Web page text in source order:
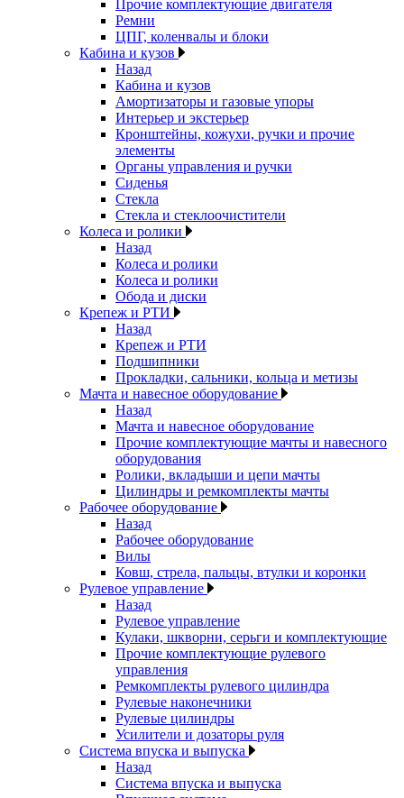
Прочие комплектующие двигателя
Ремни
ЦПГ, коленвалы и блоки
Кабина и кузов
Назад
Кабина и кузов
Амортизаторы и газовые упоры
Интерьер и экстерьер
Кронштейны, кожухи, ручки и прочие
элементы
Органы управления и ручки
Сиденья
Стекла
Стекла и стеклоочистители
Колеса и ролики
Назад
Колеса и ролики
Колеса и ролики
Обода и диски
Крепеж и РТИ
Назад
Крепеж и РТИ
Подшипники
Прокладки, сальники, кольца и метизы
Мачта и навесное оборудование
Назад
Мачта и навесное оборудование
Прочие комплектующие мачты и навесного
оборудования
Ролики, вкладыши и цепи мачты
Цилиндры и ремкомплекты мачты
Рабочее оборудование
Назад
Рабочее оборудование
Вилы
Ковш, стрела, пальцы, втулки и коронки
Рулевое управление
Назад
Рулевое управление
Кулаки, шкворни, серьги и комплектующие
Прочие комплектующие рулевого
управления
Ремкомплекты рулевого цилиндра
Рулевые наконечники
Рулевые цилиндры
Усилители и дозаторы руля
Система впуска и выпуска
Назад
Система впуска и выпуска